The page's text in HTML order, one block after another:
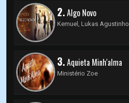
2.Algo Novo
Kemuel, Lukas Agustinho
3.Aquieta Minh'alma
Ministério Zoe